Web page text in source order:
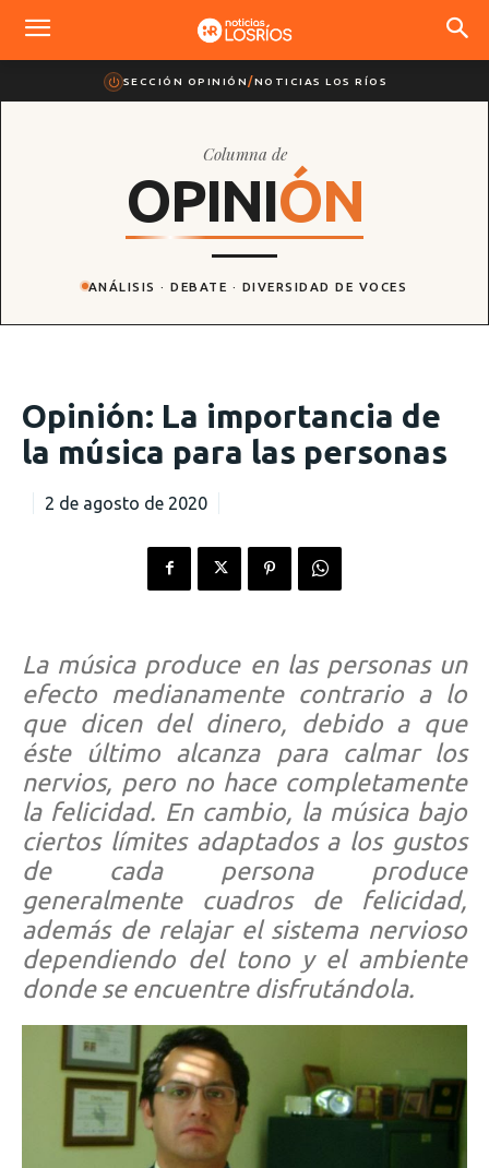
SECCIÓN OPINIÓN/NOTICIAS LOS RÍOS
Columna de
OPINIÓN
ANÁLISIS · DEBATE · DIVERSIDAD DE VOCES
Opinión: La importancia de
la música para las personas
2 de agosto de 2020
La música produce en las personas un
efecto medianamente contrario a lo
que dicen del dinero, debido a que
éste último alcanza para calmar los
nervios, pero no hace completamente
la felicidad. En cambio, la música bajo
ciertos límites adaptados a los gustos
de cada persona produce
generalmente cuadros de felicidad,
además de relajar el sistema nervioso
dependiendo del tono y el ambiente
donde se encuentre disfrutándola.